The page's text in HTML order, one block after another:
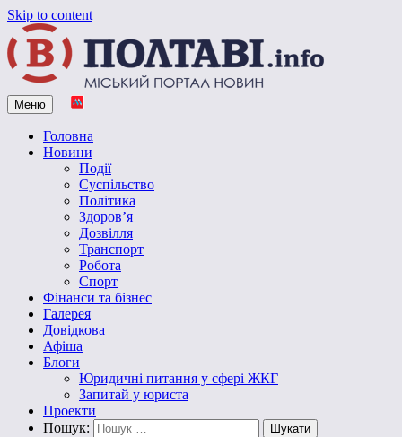
Skip to content
Vpoltave.info
Полтавський портал новин
Меню
Головна
Новини
Події
Суспільство
Політика
Здоров’я
Дозвілля
Транспорт
Робота
Спорт
Фінанси та бізнес
Галерея
Довідкова
Афіша
Блоги
Юридичні питання у сфері ЖКГ
Запитай у юриста
Проекти
Пошук: